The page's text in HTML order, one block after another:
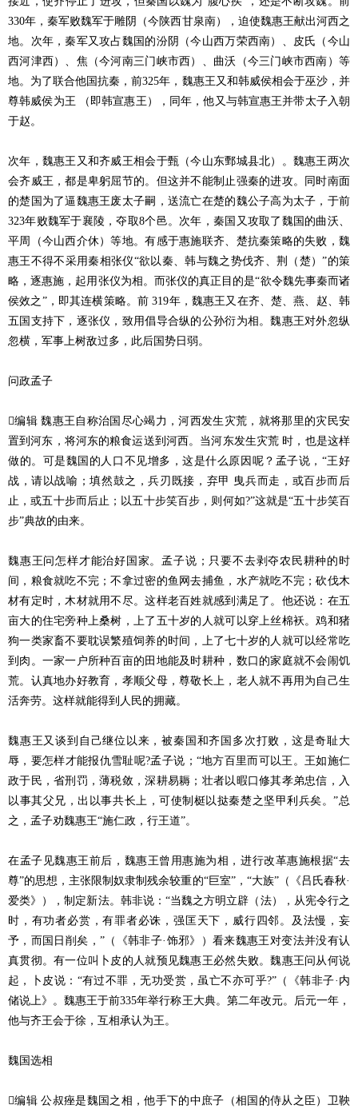
330年，秦军败魏军于雕阴（今陕西甘泉南），迫使魏惠王献出河西之
地。次年，秦军又攻占魏国的汾阴（今山西万荣西南）、皮氏（今山
西河津西）、焦（今河南三门峡市西）、曲沃（今三门峡市西南）等
地。为了联合他国抗秦，前325年，魏惠王又和韩威侯相会于巫沙，并
尊韩威侯为王 （即韩宣惠王），同年，他又与韩宣惠王并带太子入朝
于赵。
次年，魏惠王又和齐威王相会于甄（今山东鄄城县北）。魏惠王两次
会齐威王，都是卑躬屈节的。但这并不能制止强秦的进攻。同时南面
的楚国为了逼魏惠王废太子嗣，送流亡在楚的魏公子高为太子，于前
323年败魏军于襄陵，夺取8个邑。次年，秦国又攻取了魏国的曲沃、
平周（今山西介休）等地。有感于惠施联齐、楚抗秦策略的失败，魏
惠王不得不采用秦相张仪“欲以秦、韩与魏之势伐齐、荆（楚）”的策
略，逐惠施，起用张仪为相。而张仪的真正目的是“欲令魏先事秦而诸
侯效之”，即其连横策略。前 319年，魏惠王又在齐、楚、燕、赵、韩
五国支持下，逐张仪，致用倡导合纵的公孙衍为相。魏惠王对外忽纵
忽横，军事上树敌过多，此后国势日弱。
问政孟子
编辑 魏惠王自称治国尽心竭力，河西发生灾荒，就将那里的灾民安
置到河东，将河东的粮食运送到河西。当河东发生灾荒 时，也是这样
做的。可是魏国的人口不见增多，这是什么原因呢？孟子说，“王好
战，请以战喻；填然鼓之，兵刃既接，弃甲 曳兵而走，或百步而后
止，或五十步而后止；以五十步笑百步，则何如?”这就是“五十步笑百
步”典故的由来。
魏惠王问怎样才能治好国家。孟子说；只要不去剥夺农民耕种的时
间，粮食就吃不完；不拿过密的鱼网去捕鱼，水产就吃不完；砍伐木
材有定时，木材就用不尽。这样老百姓就感到满足了。他还说：在五
亩大的住宅旁种上桑树，上了五十岁的人就可以穿上丝棉袄。鸡和猪
狗一类家畜不要耽误繁殖饲养的时间，上了七十岁的人就可以经常吃
到肉。一家一户所种百亩的田地能及时耕种，数口的家庭就不会闹饥
荒。认真地办好教育，孝顺父母，尊敬长上，老人就不再用为自己生
活奔劳。这样就能得到人民的拥藏。
魏惠王又谈到自己继位以来，被秦国和齐国多次打败，这是奇耻大
辱，要怎样才能报仇雪耻呢?孟子说；“地方百里而可以王。王如施仁
政于民，省刑罚，薄税敛，深耕易耨；壮者以暇口修其孝弟忠信，入
以事其父兄，出以事共长上，可使制梃以挞秦楚之坚甲利兵矣。”总
之，孟子劝魏惠王“施仁政，行王道”。
在孟子见魏惠王前后，魏惠王曾用惠施为相，进行改革惠施根据“去
尊”的思想，主张限制奴隶制残余较重的“巨室”，“大族”（《吕氏春秋·
爱类》），制定新法。韩非说：“当魏之方明立辟（法），从宪令行之
时，有功者必赏，有罪者必诛，强匡天下，威行四邻。及法慢，妄
予，而国日削矣，”（《韩非子·饰邪》）看来魏惠王对变法并没有认
真贯彻。有一位叫卜皮的人就预见魏惠王必然失败。魏惠王问从何说
起，卜皮说：“有过不罪，无功受赏，虽亡不亦可乎?”（《韩非子·内
储说上》。魏惠王于前335年举行称王大典。第二年改元。后元一年，
他与齐王会于徐，互相承认为王。
魏国选相
编辑 公叔痤是魏国之相，他手下的中庶子（相国的侍从之臣）卫鞅